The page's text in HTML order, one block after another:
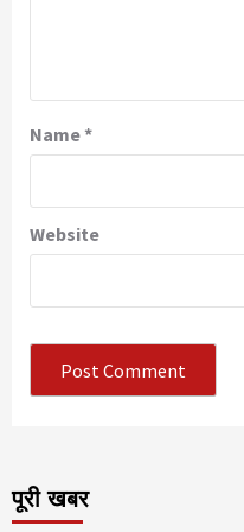
Name*
Website
पूरी खबर